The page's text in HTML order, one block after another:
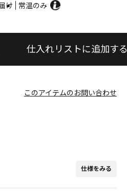
け 常温のみ
仕入れリストに追加する
このアイテムのお問い合わせ
仕様をみる